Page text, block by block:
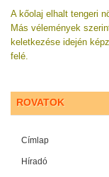
A kőolaj elhalt tengeri
Más vélemények
keletkezése idején
felé.
ROVATOK
Címlap
Híradó